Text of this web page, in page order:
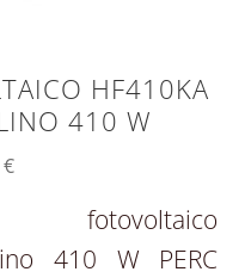
HF410KA
410 W
€
410 W PERC